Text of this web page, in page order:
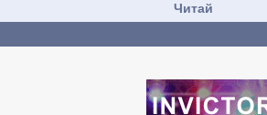
Читай